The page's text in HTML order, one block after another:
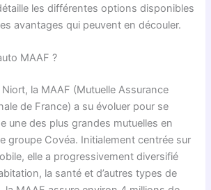
les différentes options disponibles
avantages qui peuvent en découler.
MAAF ?
la MAAF (Mutuelle Assurance
de France) a su évoluer pour se
une des plus grandes mutuelles en
groupe Covéa. Initialement centrée sur
elle a progressivement diversifié
la santé et d’autres types de